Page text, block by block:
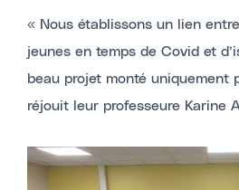
« Nous établissons un lien
jeunes en temps de Covid et
beau projet monté uniquement
réjouit leur professeure Karine